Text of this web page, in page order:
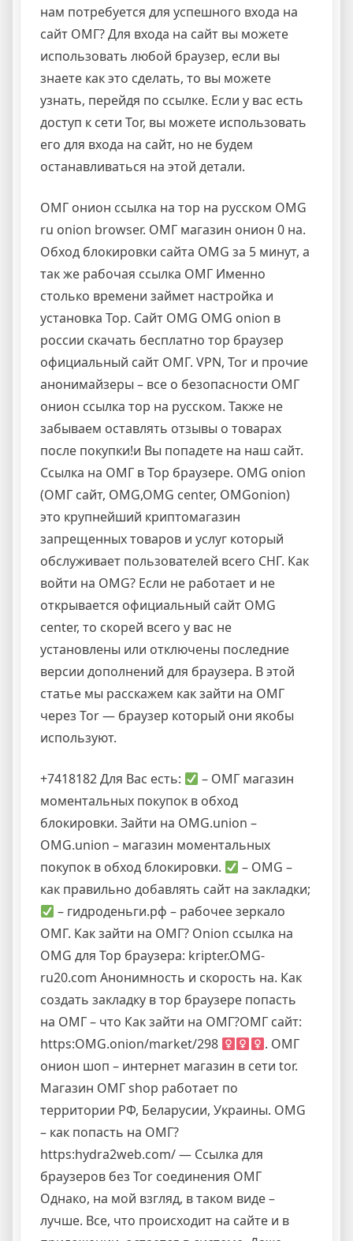
нам потребуется для успешного входа на
сайт ОМГ? Для входа на сайт вы можете
использовать любой браузер, если вы
знаете как это сделать, то вы можете
узнать, перейдя по ссылке. Если у вас есть
доступ к сети Tor, вы можете использовать
его для входа на сайт, но не будем
останавливаться на этой детали.
ОМГ онион ссылка на тор на русском OMG
ru onion browser. ОМГ магазин онион 0 на.
Обход блокировки сайта OMG за 5 минут, а
так же рабочая ссылка ОМГ Именно
столько времени займет настройка и
установка Тор. Сайт OMG OMG onion в
россии скачать бесплатно тор браузер
официальный сайт ОМГ. VPN, Tor и прочие
анонимайзеры – все о безопасности ОМГ
онион ссылка тор на русском. Также не
забываем оставлять отзывы о товарах
после покупки!и Вы попадете на наш сайт.
Ссылка на ОМГ в Тор браузере. OMG onion
(ОМГ сайт, OMG,OMG center, OMGonion)
это крупнейший криптомагазин
запрещенных товаров и услуг который
обслуживает пользователей всего СНГ. Как
войти на OMG? Если не работает и не
открывается официальный сайт OMG
center, то скорей всего у вас не
установлены или отключены последние
версии дополнений для браузера. В этой
статье мы расскажем как зайти на ОМГ
через Tor — браузер который они якобы
используют.
+7418182 Для Вас есть:
– ОМГ магазин
моментальных покупок в обход
блокировки. Зайти на OMG.union –
OMG.union – магазин моментальных
покупок в обход блокировки.
– OMG –
как правильно добавлять сайт на закладки;
– гидроденьги.рф – рабочее зеркало
ОМГ. Как зайти на ОМГ? Onion ссылка на
OMG для Тор браузера: kripter.OMG-
ru20.com Анонимность и скорость на. Как
создать закладку в тор браузере попасть
на ОМГ – что Как зайти на ОМГ?ОМГ сайт:
https:OMG.onion/market/298
. ОМГ
онион шоп – интернет магазин в сети tor.
Магазин ОМГ shop работает по
территории РФ, Беларусии, Украины. OMG
– как попасть на ОМГ?
https:hydrа2web.cоm/ — Ссылка для
браузеров без Tor соединения ОМГ
Однако, на мой взгляд, в таком виде –
лучше. Все, что происходит на сайте и в